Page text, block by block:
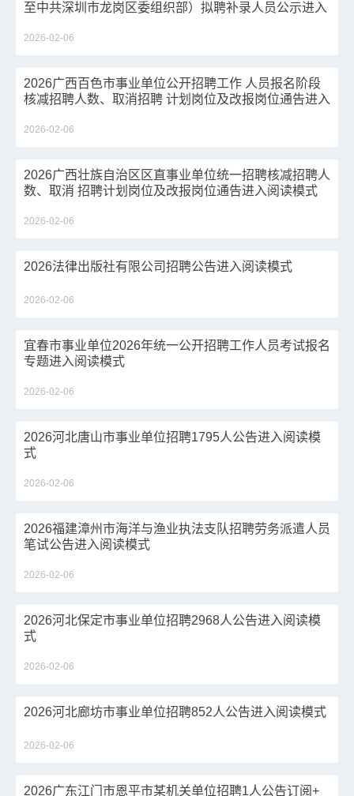
至中共深圳市龙岗区委组织部）拟聘补录人员公示进入
2026-02-06
2026广西百色市事业单位公开招聘工作 人员报名阶段
核减招聘人数、取消招聘 计划岗位及改报岗位通告进入
2026-02-06
2026广西壮族自治区区直事业单位统一招聘核减招聘人
数、取消 招聘计划岗位及改报岗位通告进入阅读模式
2026-02-06
2026法律出版社有限公司招聘公告进入阅读模式
2026-02-06
宜春市事业单位2026年统一公开招聘工作人员考试报名
专题进入阅读模式
2026-02-06
2026河北唐山市事业单位招聘1795人公告进入阅读模
式
2026-02-06
2026福建漳州市海洋与渔业执法支队招聘劳务派遣人员
笔试公告进入阅读模式
2026-02-06
2026河北保定市事业单位招聘2968人公告进入阅读模
式
2026-02-06
2026河北廊坊市事业单位招聘852人公告进入阅读模式
2026-02-06
2026广东江门市恩平市某机关单位招聘1人公告订阅+